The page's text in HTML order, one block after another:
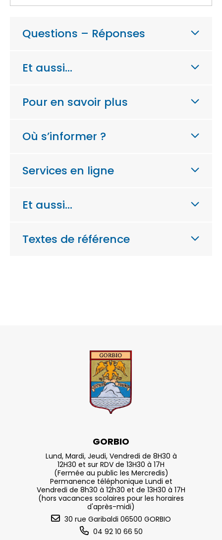
Questions – Réponses
Et aussi…
Pour en savoir plus
Où s’informer ?
Services en ligne
Et aussi…
Textes de référence
GORBIO
Lund, Mardi, Jeudi, Vendredi de 8H30 à
12H30 et sur RDV de 13H30 à 17H
(Fermée au public les Mercredis)
Permanence téléphonique Lundi et
Vendredi de 8h30 à 12h30 et de 13H30 à 17H
(hors vacances scolaires pour les horaires
d'après-midi)
30 rue Garibaldi 06500 GORBIO
04 92 10 66 50